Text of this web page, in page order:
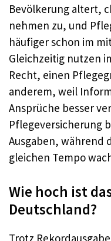
Bevölkerung altert,
nehmen zu, und
häufiger schon im
Gleichzeitig nutzen
Recht, einen
anderem, weil
Ansprüche besser
Pflegeversicherung
Ausgaben, während
gleichen Tempo
Wie hoch ist
Deutschland?
Trotz